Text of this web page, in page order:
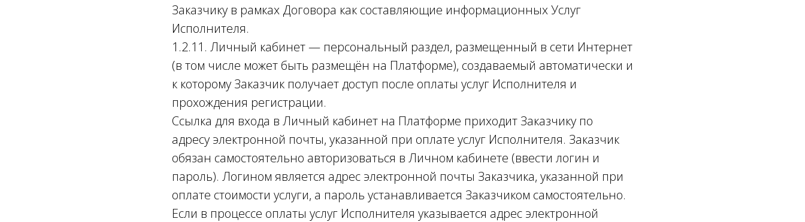
Заказчику в рамках Договора как составляющие информационных Услуг
Исполнителя.
1.2.11. Личный кабинет — персональный раздел, размещенный в сети Интернет
(в том числе может быть размещён на Платформе), создаваемый автоматически и
к которому Заказчик получает доступ после оплаты услуг Исполнителя и
прохождения регистрации.
Ссылка для входа в Личный кабинет на Платформе приходит Заказчику по
адресу электронной почты, указанной при оплате услуг Исполнителя. Заказчик
обязан самостоятельно авторизоваться в Личном кабинете (ввести логин и
пароль). Логином является адрес электронной почты Заказчика, указанной при
оплате стоимости услуги, а пароль устанавливается Заказчиком самостоятельно.
Если в процессе оплаты услуг Исполнителя указывается адрес электронной